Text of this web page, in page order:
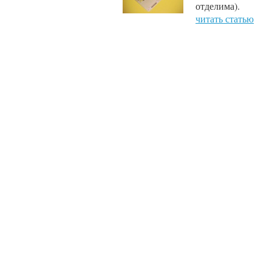
отделима).
читать статью